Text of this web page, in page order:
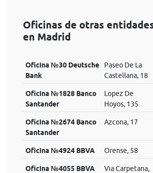
Oficinas de otras
en Madrid
Oficina №30 Deutsche
Bank
Paseo De La
Castellana, 18
Oficina №1828 Banco
Santander
Lopez De
Hoyos, 135
Oficina №2674 Banco
Santander
Azcona, 17
Oficina №4924 BBVA Orense, 58
Oficina №4055 BBVA
Via Carpetana,